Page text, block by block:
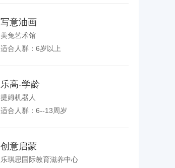
写意油画
美兔艺术馆
适合人群：6岁以上
乐高-学龄
提姆机器人
适合人群：6--13周岁
创意启蒙
乐琪思国际教育滋养中心